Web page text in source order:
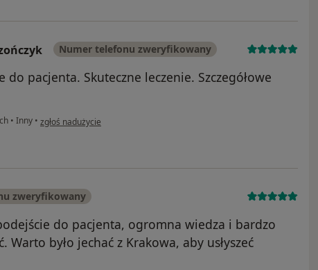
Numer telefonu zweryfikowany
pacjenta. Skuteczne leczenie. Szczegółowe
• Inny • w opinii użytkownika Bożena Hoffmann-Lizończyk
zgłoś nadużycie
zweryfikowany
do pacjenta, ogromna wiedza i bardzo
Warto było jechać z Krakowa, aby usłyszeć